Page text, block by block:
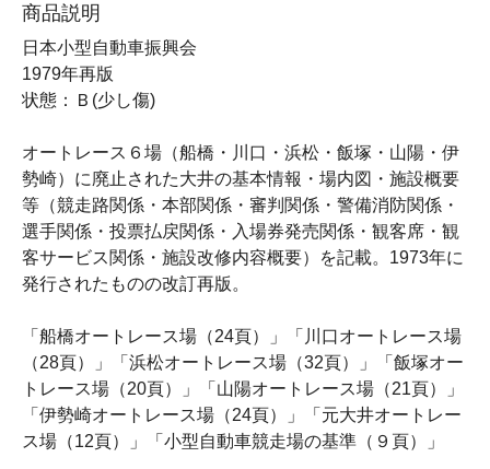
商品説明
日本小型自動車振興会
1979年再版
状態：Ｂ(少し傷)
オートレース６場（船橋・川口・浜松・飯塚・山陽・伊
勢崎）に廃止された大井の基本情報・場内図・施設概要
等（競走路関係・本部関係・審判関係・警備消防関係・
選手関係・投票払戻関係・入場券発売関係・観客席・観
客サービス関係・施設改修内容概要）を記載。1973年に
発行されたものの改訂再版。
「船橋オートレース場（24頁）」「川口オートレース場
（28頁）」「浜松オートレース場（32頁）」「飯塚オー
トレース場（20頁）」「山陽オートレース場（21頁）」
「伊勢崎オートレース場（24頁）」「元大井オートレー
ス場（12頁）」「小型自動車競走場の基準（９頁）」